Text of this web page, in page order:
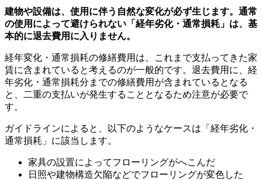
建物や設備は、使用に伴う自然な変化が必ず生じます。通常
の使用によって避けられない「経年劣化・通常損耗」は、基
本的に退去費用に入りません。
経年変化・通常損耗の修繕費用は、これまで支払ってきた家
賃に含まれていると考えるのが一般的です。退去費用に、経
年劣化・通常損耗分までの修繕費用が含まれているとなる
と、二重の支払いが発生することとなるため注意が必要で
す。
ガイドラインによると、以下のようなケースは「経年劣化・
通常損耗」に該当します。
家具の設置によってフローリングがへこんだ
​​日照や建物構造欠陥などでフローリングが変色した